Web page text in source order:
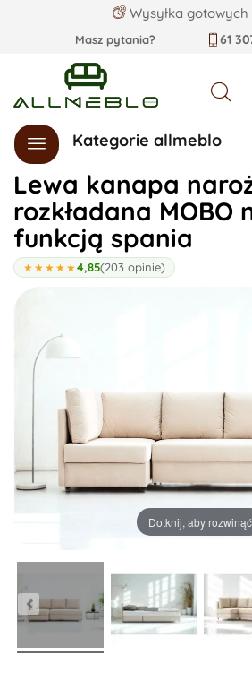
Wysyłka gotowych
Masz pytania? 61
Kategorie allmeblo
Lewa kanapa
rozkładana MOBO
funkcją spania
★★★★★4,85(203 opinie)
Dotknij, aby rozwinąć